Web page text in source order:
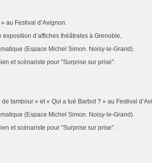
au Festival d’Avignon.
exposition d’affiches théâtrales à Grenoble,
(Espace Michel Simon. Noisy-le-Grand).
et scénariste pour "Surprise sur prise".
tambour » et « Qui a tué Barbot ? » au Festival
(Espace Michel Simon. Noisy-le-Grand).
et scénariste pour "Surprise sur prise".